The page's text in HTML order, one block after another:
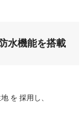
水機能を搭載
を 採用し、